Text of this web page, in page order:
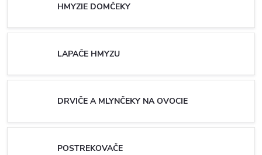
HMYZIE DOMČEKY
LAPAČE HMYZU
DRVIČE A MLYNČEKY NA OVOCIE
POSTREKOVAČE